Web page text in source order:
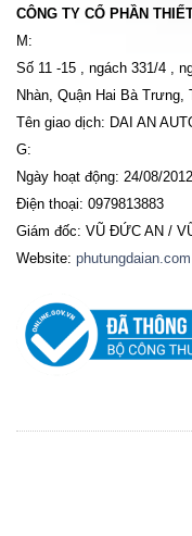
CÔNG TY CỔ PHẦN
M:
Số 11 -15 , ngách 331/4 ,
Nhàn, Quận Hai Bà Trưng,
Tên giao dịch: DAI AN
G:
Ngày hoạt động: 24/08/2012
Điện thoại: 0979813883
Giám đốc: VŨ ĐỨC AN /
Website: phutungdaian.com